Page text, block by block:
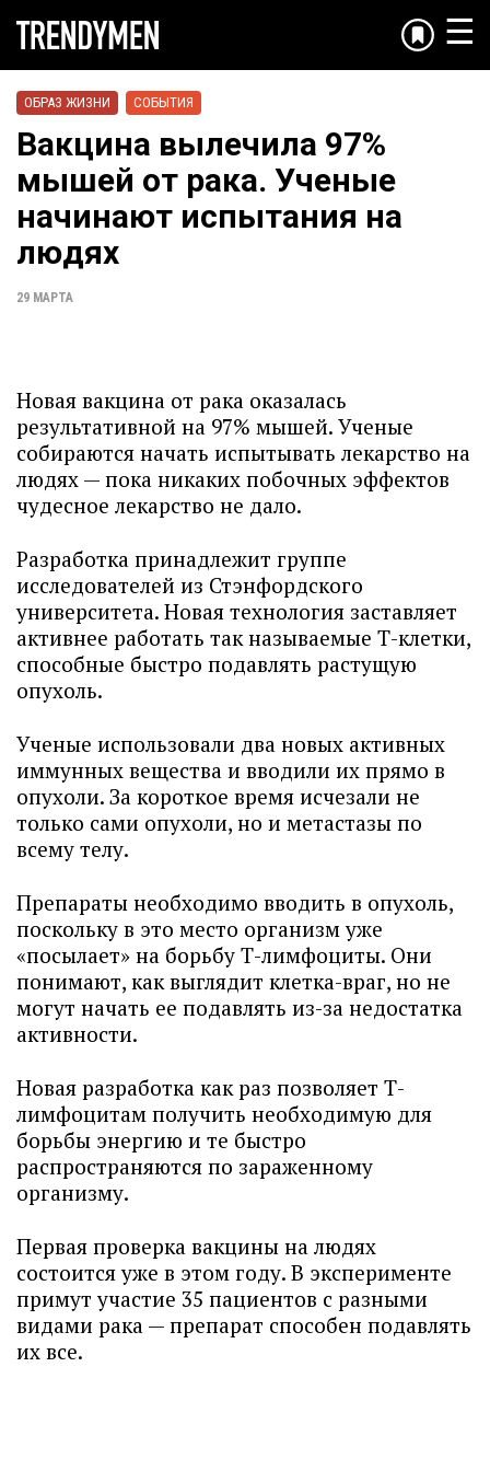
☰
ОБРАЗ ЖИЗНИ СОБЫТИЯ
Вакцина вылечила 97%
мышей от рака. Ученые
начинают испытания на
людях
29 МАРТА
Новая вакцина от рака оказалась
результативной на 97% мышей. Ученые
собираются начать испытывать лекарство на
людях — пока никаких побочных эффектов
чудесное лекарство не дало.
Разработка принадлежит группе
исследователей из Стэнфордского
университета. Новая технология заставляет
активнее работать так называемые Т-клетки,
способные быстро подавлять растущую
опухоль.
Ученые использовали два новых активных
иммунных вещества и вводили их прямо в
опухоли. За короткое время исчезали не
только сами опухоли, но и метастазы по
всему телу.
Препараты необходимо вводить в опухоль,
поскольку в это место организм уже
«посылает» на борьбу Т-лимфоциты. Они
понимают, как выглядит клетка-враг, но не
могут начать ее подавлять из-за недостатка
активности.
Новая разработка как раз позволяет Т-
лимфоцитам получить необходимую для
борьбы энергию и те быстро
распространяются по зараженному
организму.
Первая проверка вакцины на людях
состоится уже в этом году. В эксперименте
примут участие 35 пациентов с разными
видами рака — препарат способен подавлять
их все.